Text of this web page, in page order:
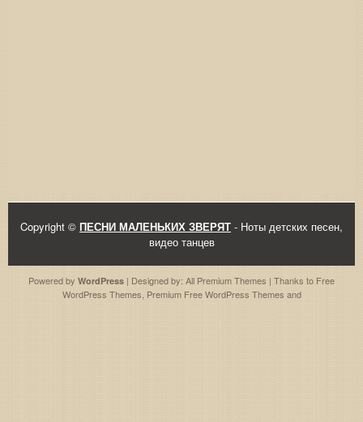
Copyright © ПЕСНИ МАЛЕНЬКИХ ЗВЕРЯТ - Ноты детских песен,
видео танцев
Powered by WordPress | Designed by: All Premium Themes | Thanks to Free
WordPress Themes Premium Free WordPress Themes and